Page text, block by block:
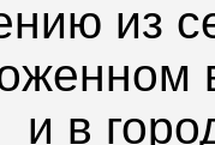
из
и в